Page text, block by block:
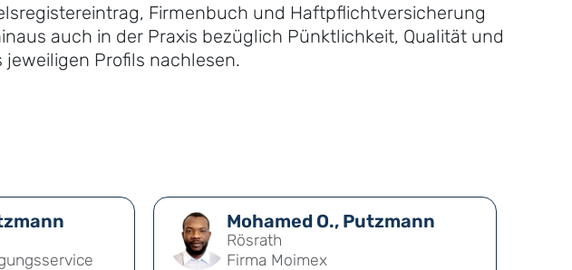
Firmenbuch und Haftpflichtversicherung
auch in der Praxis bezüglich Pünktlichkeit, Qualität und
Profils nachlesen.
Mohamed O., Putzmann
Rösrath
Firma Moimex